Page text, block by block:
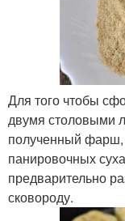
Для того чтобы
двумя столовыми
полученный фарш,
панировочных
предварительно
сковороду.